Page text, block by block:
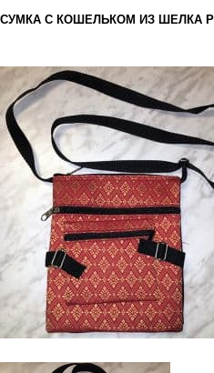
СУМКА С КОШЕЛЬКОМ ИЗ ШЕЛКА